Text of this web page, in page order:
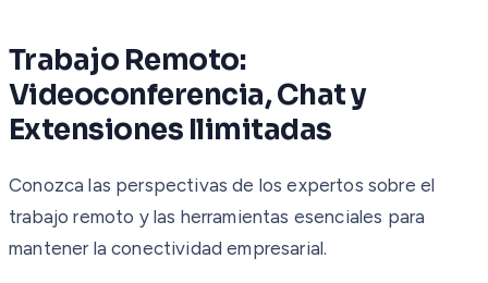
Trabajo Remoto:
Videoconferencia, Chat y
Extensiones Ilimitadas
Conozca las perspectivas de los expertos sobre el
trabajo remoto y las herramientas esenciales para
mantener la conectividad empresarial.